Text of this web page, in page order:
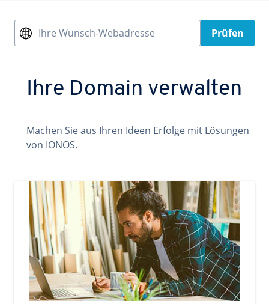
Ihre Wunsch-Webadresse Prüfen
Ihre Domain verwalten
Machen Sie aus Ihren Ideen Erfolge mit Lösungen
von IONOS.